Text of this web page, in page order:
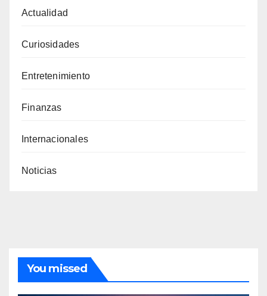
Actualidad
Curiosidades
Entretenimiento
Finanzas
Internacionales
Noticias
You missed